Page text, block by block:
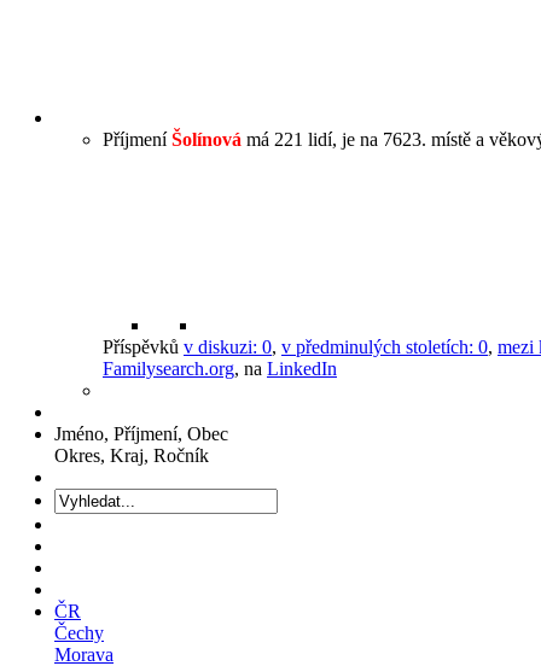
PříjmeníŠolínová má 221 lidí, je na 7623. místě a
Příspěvků v diskuzi: 0, v předminulých stoletích: 0, mezi
Familysearch.org, na LinkedIn
Jméno, Příjmení, Obec
Okres, Kraj, Ročník
ČR
Čechy
Morava